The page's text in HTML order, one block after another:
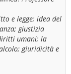
e legge; idea del
giustizia
umani; la
giuridicità e